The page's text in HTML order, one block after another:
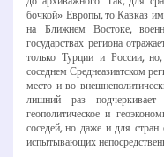
бочкой» Европы, то Кавказ
на Ближнем Востоке,
государствах региона
только Турции и России,
соседнем Среднеазиатском
место и во
лишний раз
геополитическое и
соседей, но даже и для
испытывающих